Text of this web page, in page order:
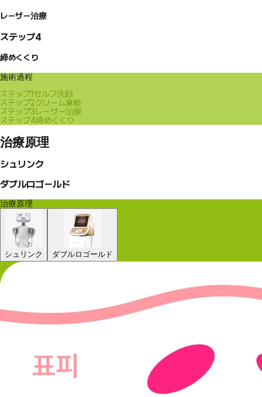
レーザー治療
ステップ4
締めくくり
施術過程
ステップ1セルフ洗顔
ステップ2クリーム麻酔
ステップ3レーザー治療
ステップ4締めくくり
治療原理
シュリンク
ダブルロゴールド
治療原理
シュリンク ダブルロゴールド